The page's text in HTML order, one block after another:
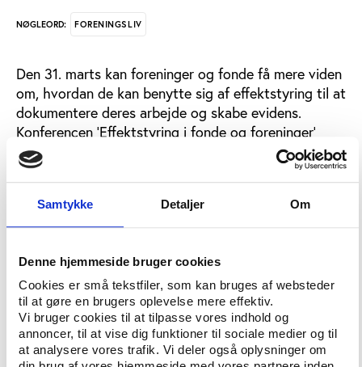
Samtykke Detaljer Om
Denne hjemmeside bruger cookies
Cookies er små tekstfiler, som kan bruges af websteder
til at gøre en brugers oplevelse mere effektiv.
Vi bruger cookies til at tilpasse vores indhold og
annoncer, til at vise dig funktioner til sociale medier og til
at analysere vores trafik. Vi deler også oplysninger om
NØGLEORD: FORENINGSLIV
Den 31. marts kan foreninger og fonde få mere viden
om, hvordan de kan benytte sig af effektstyring til at
dokumentere deres arbejde og skabe evidens.
Konferencen ’Effektstyring i fonde og foreninger’
afholdes af Altinget og vil sætte særligt fokus på de
erfaringer og udfordringer, der gør sig gældende for
Konferencen byder på en række oplæg fra både
og på programmet er blandt andet Kirstine
Rasmussen, Public Affairs Advisor i Carlsberg
Fonden, som vil give en introduktion til de vigtigste
begreber inden for effektstyring, og professor Tobias
Jung fra St. Andrews Universitet i Skotland, som vil
fortælle om internationale forskningserfaringer med